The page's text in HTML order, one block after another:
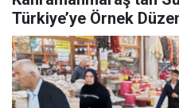
Türkiye’ye Örnek